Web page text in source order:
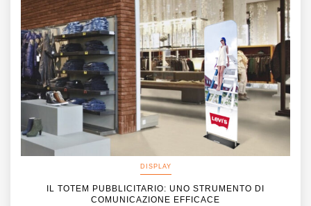
DISPLAY
IL TOTEM PUBBLICITARIO: UNO STRUMENTO DI
COMUNICAZIONE EFFICACE